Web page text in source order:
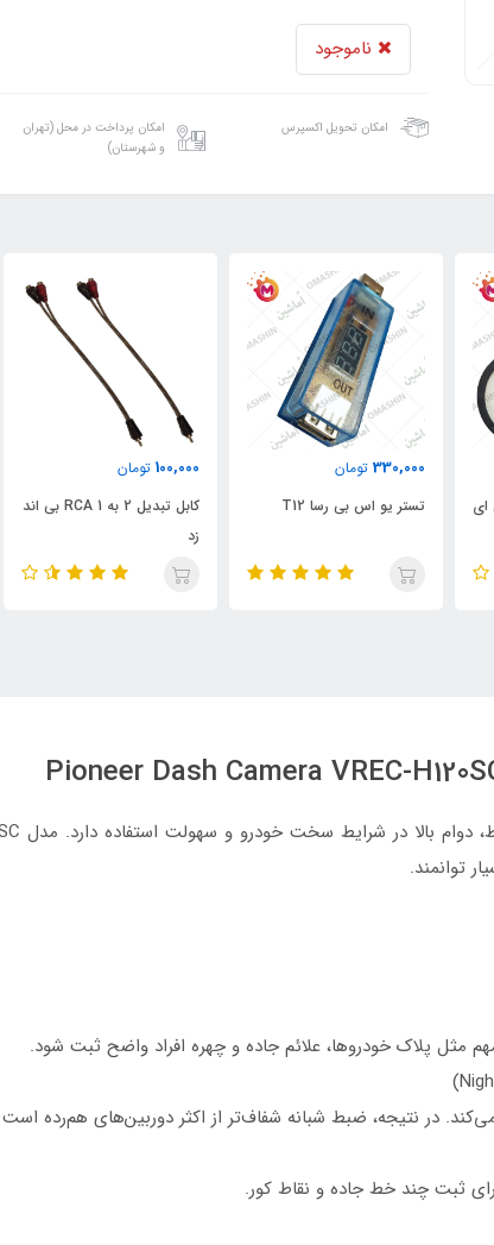
ناموجود
امکان تحویل اکسپرس
امکان پرداخت در محل (تهران
و شهرستان)
ال ای
330,000 تومان
تستر یو اس بی رسا T12
100,000 تومان
کابل تبدیل 2 به 1 RCA بی اند
زد
توانمند.
مثل پلاک خودروها، علائم جاده و چهره افراد واضح ثبت شود.
در نتیجه، ضبط شبانه شفاف‌تر از اکثر دوربین‌های هم‌رده
ثبت چند خط جاده و نقاط کور.